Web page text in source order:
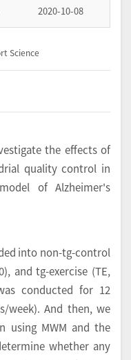
2020-10-08
Science
the effects of
quality control in
of Alzheimer's
into non-tg-control
and tg-exercise (TE,
conducted for 12
week). And then, we
using MWM and the
whether any